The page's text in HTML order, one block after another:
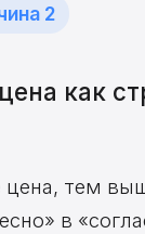
2
как
тем
в